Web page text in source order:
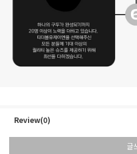
Review(0)
글